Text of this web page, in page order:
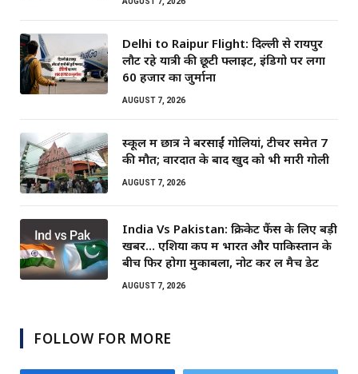
Delhi to Raipur Flight: दिल्ली से रायपुर
लौट रहे यात्री की छूटी फ्लाइट, इंडिगो पर लगा
60 हजार का जुर्माना
AUGUST 7, 2026
स्कूल में छात्र ने बरसाईं गोलियां, टीचर समेत 7
की मौत; वारदात के बाद खुद को भी मारी गोली
AUGUST 7, 2026
India Vs Pakistan: क्रिकेट फैंस के लिए बड़ी
खबर… एशिया कप में भारत और पाकिस्तान के
बीच फिर होगा मुकाबला, नोट कर लें मैच डेट
AUGUST 7, 2026
FOLLOW FOR MORE